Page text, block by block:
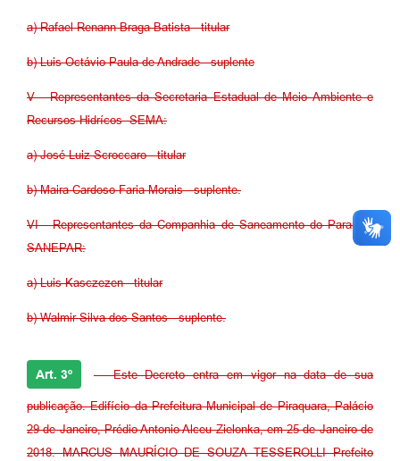
a) Rafael Renann Braga Batista - titular
b) Luis Octávio Paula de Andrade - suplente
V - Representantes da Secretaria Estadual de Meio Ambiente e
Recursos Hidrícos- SEMA:
a) José Luiz Scroccaro - titular
b) Maira Cardoso Faria Morais - suplente.
VI - Representantes da Companhia de Saneamento do Paraná -
SANEPAR:
a) Luis Kasczezen - titular
b) Walmir Silva dos Santos - suplente.
Art. 3º - Este Decreto entra em vigor na data de sua
publicação. Edifício da Prefeitura Municipal de Piraquara, Palácio
29 de Janeiro, Prédio Antonio Alceu Zielonka, em 25 de Janeiro de
2018. MARCUS MAURÍCIO DE SOUZA TESSEROLLI Prefeito